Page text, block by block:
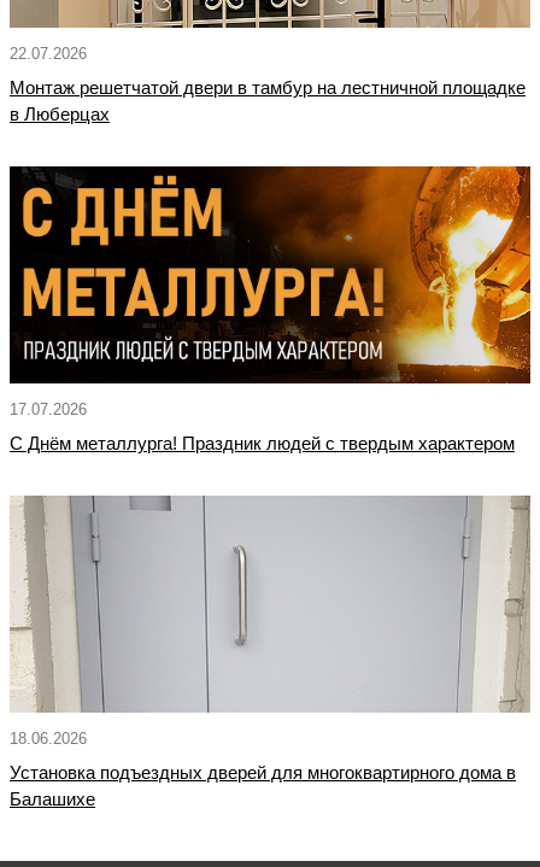
22.07.2026
Монтаж решетчатой двери в тамбур на лестничной площадке
в Люберцах
17.07.2026
С Днём металлурга! Праздник людей с твердым характером
18.06.2026
Установка подъездных дверей для многоквартирного дома в
Балашихе